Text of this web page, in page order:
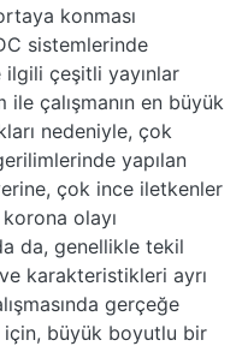
konması
sistemlerinde
ilgili çeşitli yayınlar
çalışmanın en büyük
nedeniyle, çok
yapılan
yerine, çok ince iletkenler
olayı
da, genellikle tekil
karakteristikleri ayrı
gerçeğe
için, büyük boyutlu bir